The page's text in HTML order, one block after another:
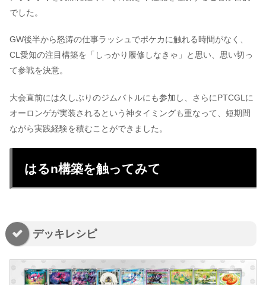
でした。
GW後半から怒涛の仕事ラッシュでポケカに触れる時間がなく、
CL愛知の注目構築を「しっかり履修しなきゃ」と思い、思い切っ
て参戦を決意。
大会直前には久しぶりのジムバトルにも参加し、さらにPTCGLに
オーロンゲが実装されるという神タイミングも重なって、短期間
ながら実践経験を積むことができました。
はるn構築を触ってみて
デッキレシピ